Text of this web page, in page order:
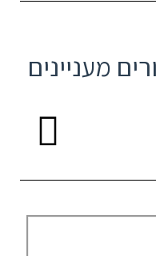
מעניינים